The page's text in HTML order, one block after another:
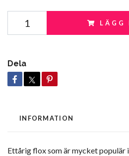
LÄGG
Dela
INFORMATION
Ettårig flox som är mycket populär